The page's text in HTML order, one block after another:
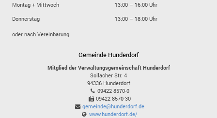
Montag + Mittwoch
13:00 – 16:00 Uhr
Donnerstag
13:00 – 18:00 Uhr
oder nach Vereinbarung
Gemeinde Hunderdorf
Mitglied der Verwaltungsgemeinschaft Hunderdorf
Sollacher Str. 4
94336 Hunderdorf
09422 8570-0
09422 8570-30
gemeinde@hunderdorf.de
www.hunderdorf.de/